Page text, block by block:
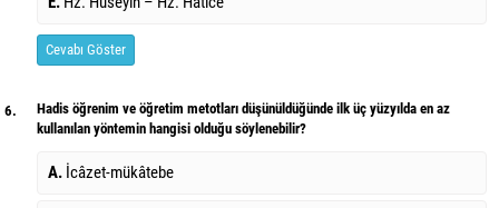
Cevabı Göster
6.
Hadis öğrenim ve öğretim metotları düşünüldüğünde ilk üç yüzyılda en az
kullanılan yöntemin hangisi olduğu söylenebilir?
A. İcâzet-mükâtebe